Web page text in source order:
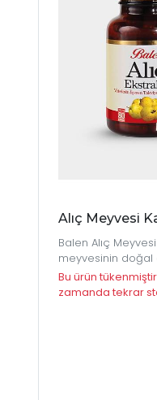
Alıç Meyvesi
Balen Alıç
meyvesinin doğal
kapsül formuyla
bitkisel desteğiniz
Bu ürün
zamanda tekrar